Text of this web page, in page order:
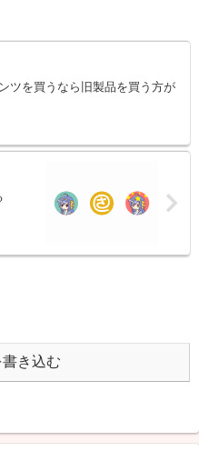
ツを買うなら旧製品を買う方が
き込む